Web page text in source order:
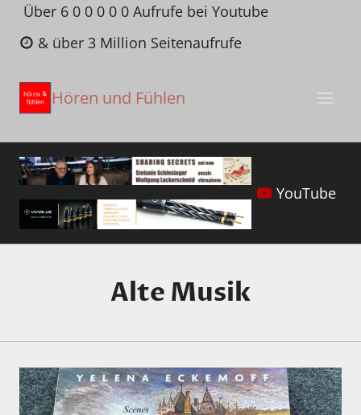
Zum
Inhalt
springen
Über 6 0 0 0 0 0 Aufrufe bei Youtube
& über 3 Million Seitenaufrufe
Hören und Fühlen
YouTube
Alte Musik